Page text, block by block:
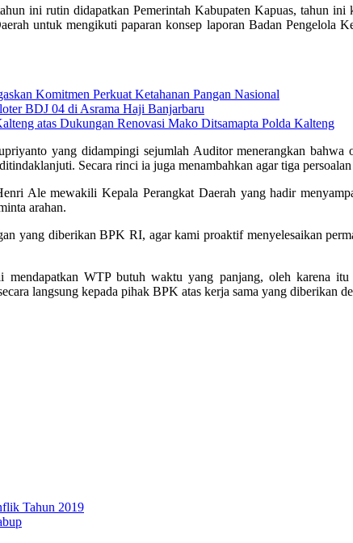
ini rutin didapatkan Pemerintah Kabupaten Kapuas, tahun
untuk mengikuti paparan konsep laporan Badan
Komitmen Perkuat Ketahanan Pangan Nasional
BDJ 04 di Asrama Haji Banjarbaru
atas Dukungan Renovasi Mako Ditsamapta Polda Kalteng
yang didampingi sejumlah Auditor menerangkan
Secara rinci ia juga menambahkan agar tiga
Ale mewakili Kepala Perangkat Daerah yang hadir
arahan.
yang diberikan BPK RI, agar kami proaktif menyelesaikan
WTP butuh waktu yang panjang, oleh karena
langsung kepada pihak BPK atas kerja sama yang diberikan
Tahun 2019